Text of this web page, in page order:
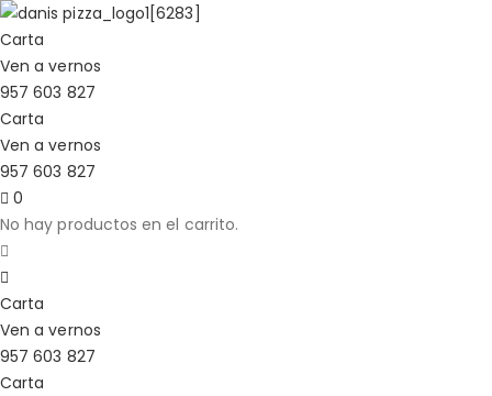
Carta
Ven a vernos
957 603 827
Carta
Ven a vernos
957 603 827
0
No hay productos en el carrito.
Carta
Ven a vernos
957 603 827
Carta